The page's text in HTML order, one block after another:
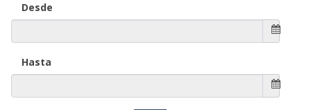
Desde
Hasta